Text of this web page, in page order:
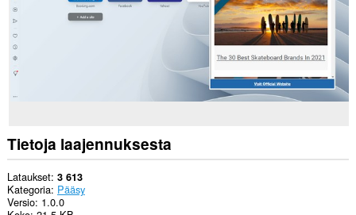
Tietoja laajennuksesta
Lataukset 3 613
Kategoria Pääsy
Versio 1.0.0